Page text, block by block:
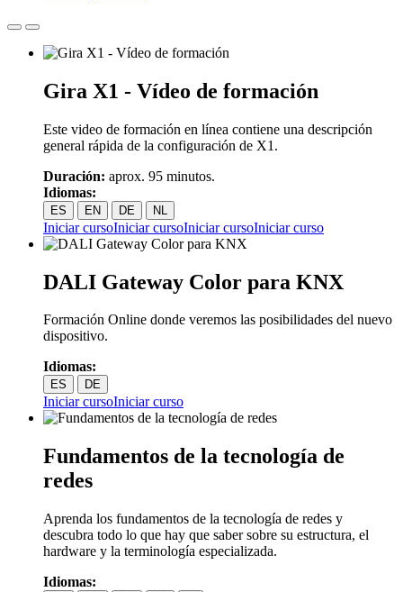
Gira X1 - Vídeo de formación
Este video de formación en línea contiene una descripción
general rápida de la configuración de X1.
Duración: aprox. 95 minutos.
Idiomas:
ES EN DE NL
Iniciar cursoIniciar cursoIniciar cursoIniciar curso
DALI Gateway Color para KNX
Formación Online donde veremos las posibilidades del nuevo
dispositivo.
Idiomas:
ES DE
Iniciar cursoIniciar curso
Fundamentos de la tecnología de
redes
Aprenda los fundamentos de la tecnología de redes y
descubra todo lo que hay que saber sobre su estructura, el
hardware y la terminología especializada.
Idiomas: